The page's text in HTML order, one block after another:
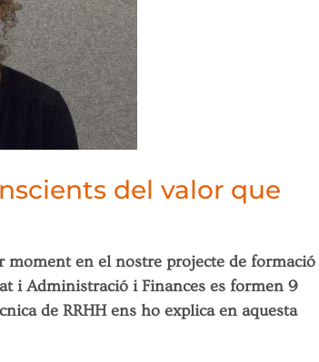
del valor que
moment en el nostre projecte de formació
i Administració i Finances es formen 9
de RRHH ens ho explica en aquesta